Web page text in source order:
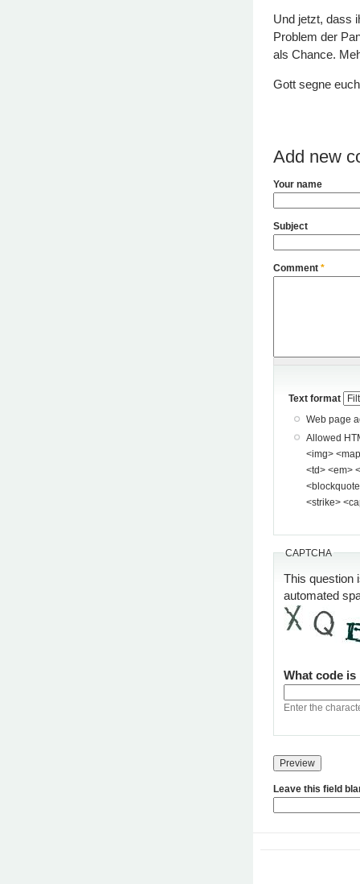
Und jetzt, dass
Problem der
als Chance.
Gott segne
Add new
Your name
Subject
Comment *
Text format
Web page
Allowed HTML tags: <a> <p> <span> <div>
<img> <map> <area> <hr> <br>
<td> <em> <b> <u> <i>
<blockquote> <pre>
<strike>
CAPTCHA
This question
automated
What code
Enter the
Leave this field